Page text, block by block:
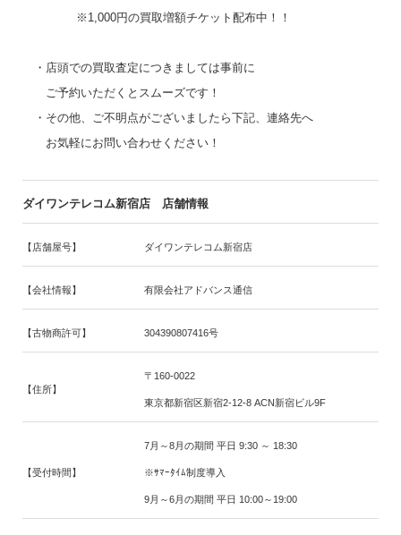
※1,000円の買取増額チケット配布中！！
・店頭での買取査定につきましては事前に
ご予約いただくとスムーズです！
・その他、ご不明点がございましたら下記、連絡先へ
お気軽にお問い合わせください！
ダイワンテレコム新宿店 店舗情報
【店舗屋号】 ダイワンテレコム新宿店
【会社情報】 有限会社アドバンス通信
【古物商許可】 304390807416号
【住所】
〒160-0022
東京都新宿区新宿2-12-8 ACN新宿ビル9F
【受付時間】
7月～8月の期間 平日 9:30 ～ 18:30
※ｻﾏｰﾀｲﾑ制度導入
9月～6月の期間 平日 10:00～19:00